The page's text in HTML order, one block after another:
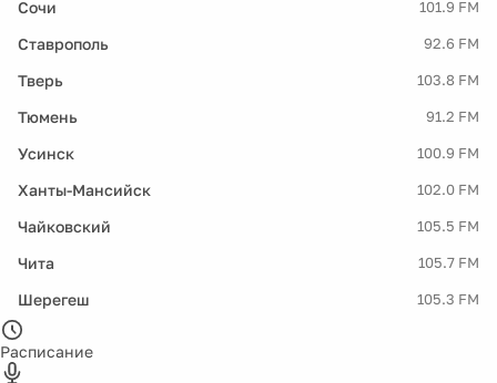
Сочи 101.9 FM
Ставрополь 92.6 FM
Тверь 103.8 FM
Тюмень 91.2 FM
Усинск 100.9 FM
Ханты-Мансийск 102.0 FM
Чайковский 105.5 FM
Чита 105.7 FM
Шерегеш 105.3 FM
Расписание